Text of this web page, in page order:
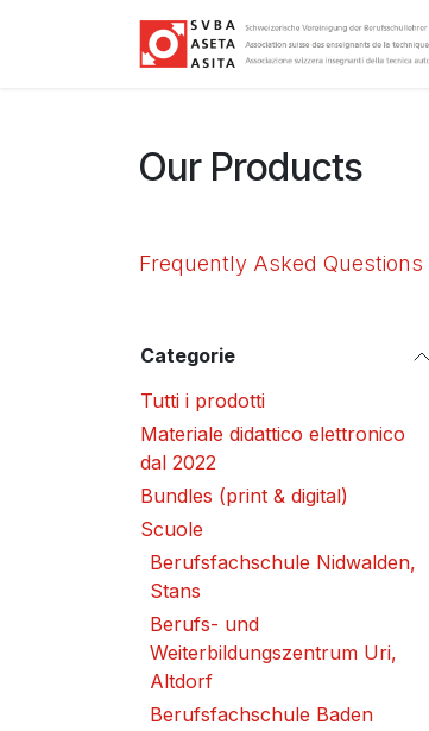
Our Products
Frequently Asked Questions
Categorie
Tutti i prodotti
Materiale didattico elettronico
dal 2022
Bundles (print & digital)
Scuole
Berufsfachschule Nidwalden,
Stans
Berufs- und
Weiterbildungszentrum Uri,
Altdorf
Berufsfachschule Baden